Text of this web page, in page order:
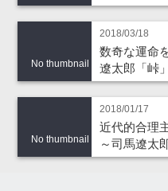
No thumbnail
2018/03/18
数奇な運命
遼太郎「峠
No thumbnail
2018/01/17
近代的合理
～司馬遼太